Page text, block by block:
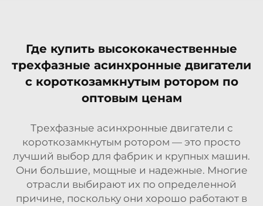
Где купить высококачественные
трехфазные асинхронные двигатели
с короткозамкнутым ротором по
оптовым ценам
Трехфазные асинхронные двигатели с
короткозамкнутым ротором — это просто
лучший выбор для фабрик и крупных машин.
Они большие, мощные и надежные. Многие
отрасли выбирают их по определенной
причине, поскольку они хорошо работают в